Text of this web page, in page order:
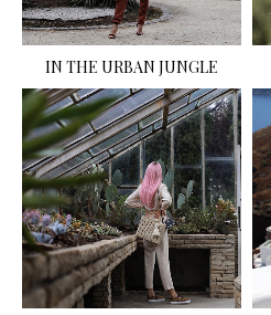
IN THE URBAN JUNGLE